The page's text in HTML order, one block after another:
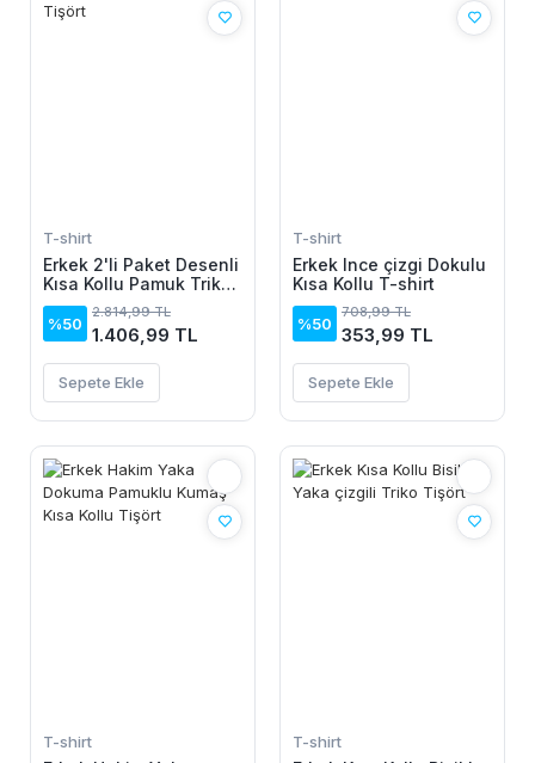
T-shirt
Erkek 2'li Paket Desenli
Kısa Kollu Pamuk Triko
Tişört
%50
2.814,99 TL
1.406,99 TL
Sepete Ekle
T-shirt
Erkek Ince çizgi Dokulu
Kısa Kollu T-shirt
%50
708,99 TL
353,99 TL
Sepete Ekle
T-shirt T-shirt